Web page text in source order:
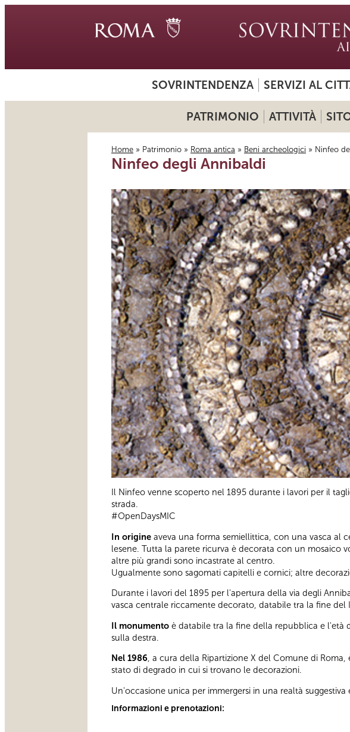
SOVRINTENDENZA SERVIZI AL
PATRIMONIO ATTIVITÀ
Tu sei qui
Home » Patrimonio » Roma antica » Beni archeologici » Ninfeo
Ninfeo degli Annibaldi
Il Ninfeo venne scoperto nel 1895 durante i lavori per il
strada.
#OpenDaysMIC
In origine aveva una forma semiellittica, con una vasca al
lesene. Tutta la parete ricurva è decorata con un mosaico
altre più grandi sono incastrate al centro.
Ugualmente sono sagomati capitelli e cornici; altre
Durante i lavori del 1895 per l'apertura della via degli
vasca centrale riccamente decorato, databile tra la fine del
Il monumento è databile tra la fine della repubblica e l'età
sulla destra.
Nel 1986, a cura della Ripartizione X del Comune di
stato di degrado in cui si trovano le decorazioni.
Un'occasione unica per immergersi in una realtà
Informazioni e prenotazioni: